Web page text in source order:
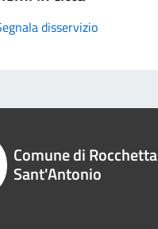
disservizio
Comune di Rocchetta
Sant'Antonio